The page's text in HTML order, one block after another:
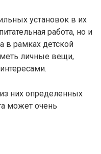
установок в их
работа, но и
в рамках детской
личные вещи,
них определенных
может очень